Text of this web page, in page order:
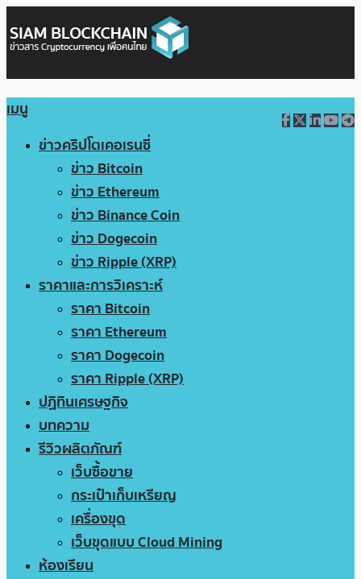
เมนู
ข่าวคริปโตเคอเรนซี่
ข่าว Bitcoin
ข่าว Ethereum
ข่าว Binance Coin
ข่าว Dogecoin
ข่าว Ripple (XRP)
ราคาและการวิเคราะห์
ราคา Bitcoin
ราคา Ethereum
ราคา Dogecoin
ราคา Ripple (XRP)
ปฏิทินเศรษฐกิจ
บทความ
รีวิวผลิตภัณฑ์
เว็บซื้อขาย
กระเป๋าเก็บเหรียญ
เครื่องขุด
เว็บขุดแบบ Cloud Mining
ห้องเรียน